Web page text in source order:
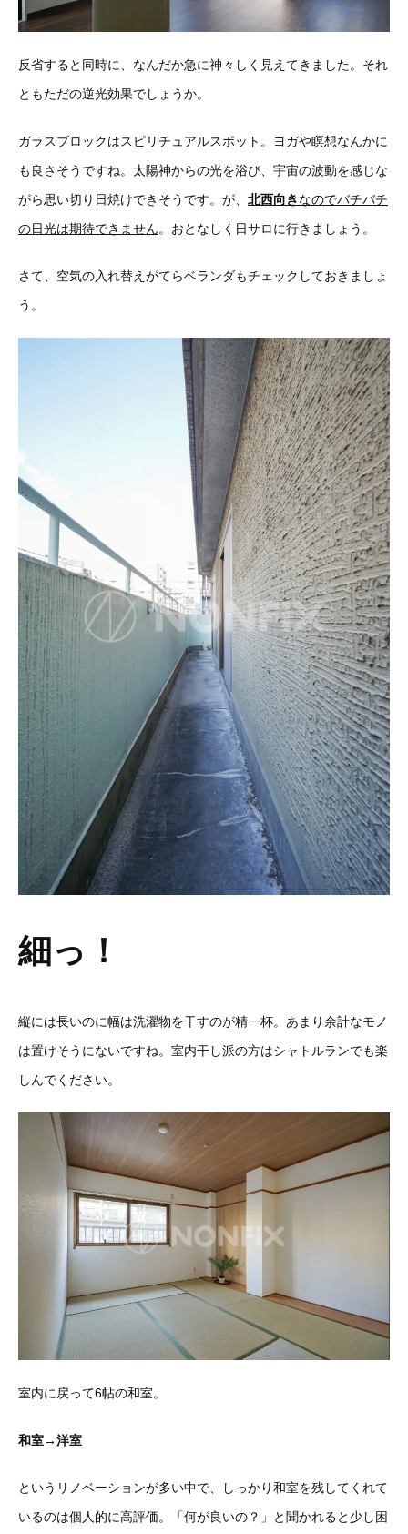
反省すると同時に、なんだか急に神々しく見えてきました。それ
ともただの逆光効果でしょうか。
ガラスブロックはスピリチュアルスポット。ヨガや瞑想なんかに
も良さそうですね。太陽神からの光を浴び、宇宙の波動を感じな
がら思い切り日焼けできそうです。が、 北西向きなのでバチバチ
の日光は期待できません。おとなしく日サロに行きましょう。
さて、空気の入れ替えがてらベランダもチェックしておきましょ
う。
細っ！
縦には長いのに幅は洗濯物を干すのが精一杯。あまり余計なモノ
は置けそうにないですね。室内干し派の方はシャトルランでも楽
しんでください。
室内に戻って6帖の和室。
和室→洋室
というリノベーションが多い中で、しっかり和室を残してくれて
いるのは個人的に高評価。「何が良いの？」と聞かれると少し困